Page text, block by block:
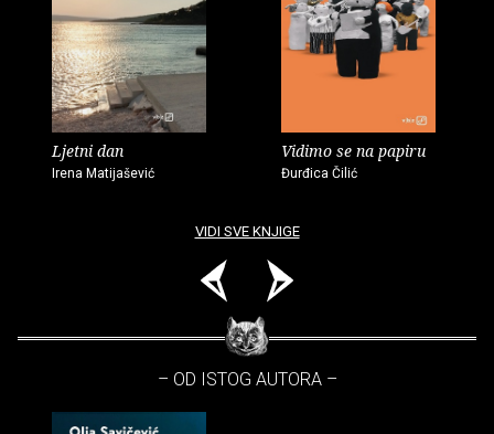
Ljetni dan
Irena Matijašević
Vidimo se na papiru
Đurđica Čilić
VIDI SVE KNJIGE
– OD ISTOG AUTORA –